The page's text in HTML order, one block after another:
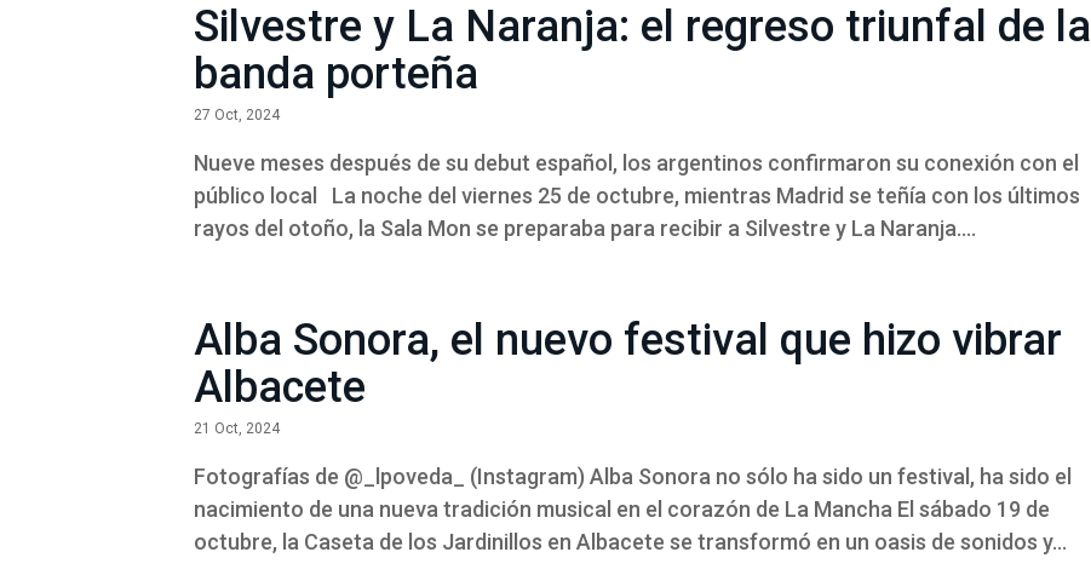
Silvestre y La Naranja: el regreso triunfal de la
banda porteña
27 Oct, 2024
Nueve meses después de su debut español, los argentinos confirmaron su conexión con el
público local La noche del viernes 25 de octubre, mientras Madrid se teñía con los últimos
rayos del otoño, la Sala Mon se preparaba para recibir a Silvestre y La Naranja....
Alba Sonora, el nuevo festival que hizo vibrar
Albacete
21 Oct, 2024
Fotografías de @_lpoveda_ (Instagram) Alba Sonora no sólo ha sido un festival, ha sido el
nacimiento de una nueva tradición musical en el corazón de La Mancha El sábado 19 de
octubre, la Caseta de los Jardinillos en Albacete se transformó en un oasis de sonidos y...